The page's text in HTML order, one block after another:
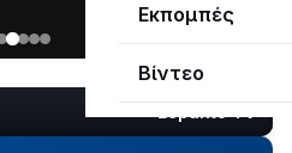
Εκπομπές
Βίντεο